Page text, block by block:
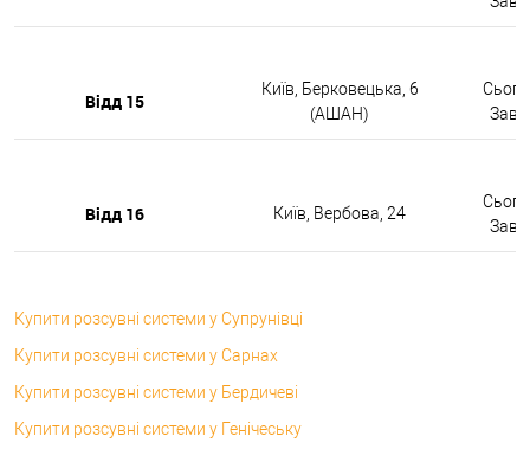
Відд 15
Київ, Берковецька, 6
(АШАН)
Відд 16 Київ, Вербова, 24
Купити розсувні системи у Супрунівці
Купити розсувні системи у Сарнах
Купити розсувні системи у Бердичеві
Купити розсувні системи у Генічеську